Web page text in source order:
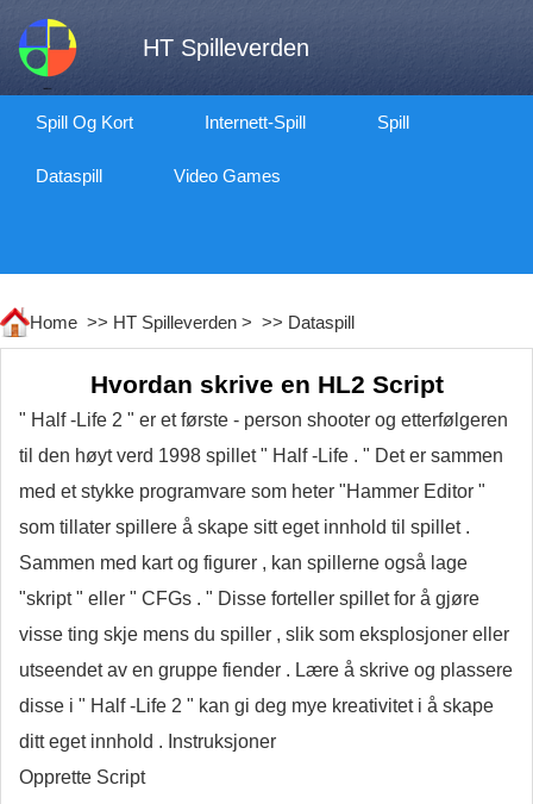
HT Spilleverden
Spill Og Kort Internett-Spill Spill
Dataspill Video Games
Home >> HT Spilleverden > >> Dataspill
Hvordan skrive en HL2 Script
" Half -Life 2 " er et første - person shooter og etterfølgeren
til den høyt verd 1998 spillet " Half -Life . " Det er sammen
med et stykke programvare som heter "Hammer Editor "
som tillater spillere å skape sitt eget innhold til spillet .
Sammen med kart og figurer , kan spillerne også lage
"skript " eller " CFGs . " Disse forteller spillet for å gjøre
visse ting skje mens du spiller , slik som eksplosjoner eller
utseendet av en gruppe fiender . Lære å skrive og plassere
disse i " Half -Life 2 " kan gi deg mye kreativitet i å skape
ditt eget innhold . Instruksjoner
Opprette Script